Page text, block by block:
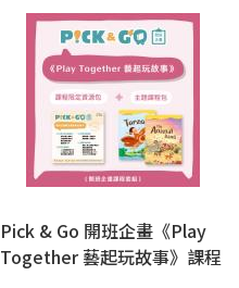
Pick & Go 開班企畫《Play
Together 藝起玩故事》課程